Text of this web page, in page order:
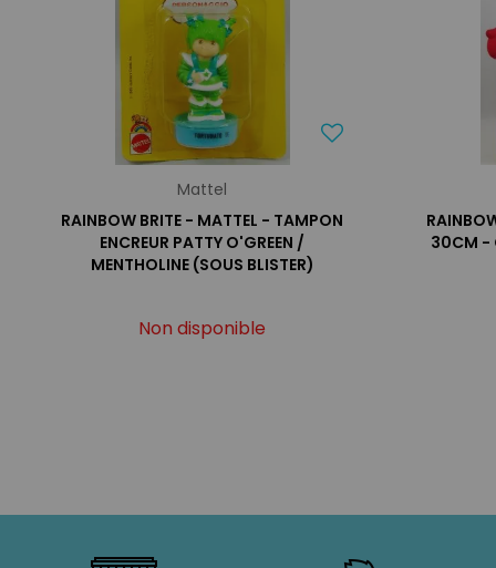
Mattel
RAINBOW BRITE - MATTEL - TAMPON
ENCREUR PATTY O'GREEN /
MENTHOLINE (SOUS BLISTER)
Non disponible
30CM -